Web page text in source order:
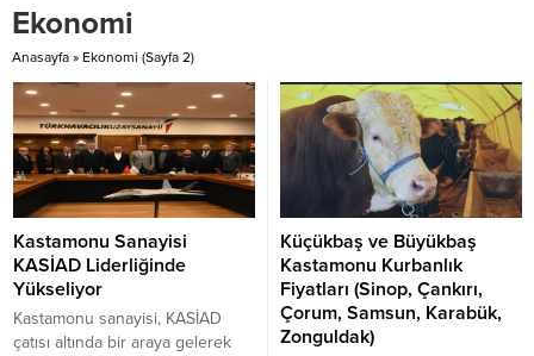
Ekonomi
Anasayfa » Ekonomi (Sayfa 2)
Kastamonu Sanayisi
KASİAD Liderliğinde
Yükseliyor
Kastamonu sanayisi, KASİAD
çatısı altında bir araya gelerek
Küçükbaş ve Büyükbaş
Kastamonu Kurbanlık
Fiyatları (Sinop, Çankırı,
Çorum, Samsun, Karabük,
Zonguldak)